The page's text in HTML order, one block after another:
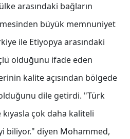
arasındaki bağların
büyük memnuniyet
ile Etiyopya arasındaki
olduğunu ifade eden
kalite açısından bölgede
dile getirdi. "Türk
çok daha kaliteli
biliyor." diyen Mohammed,